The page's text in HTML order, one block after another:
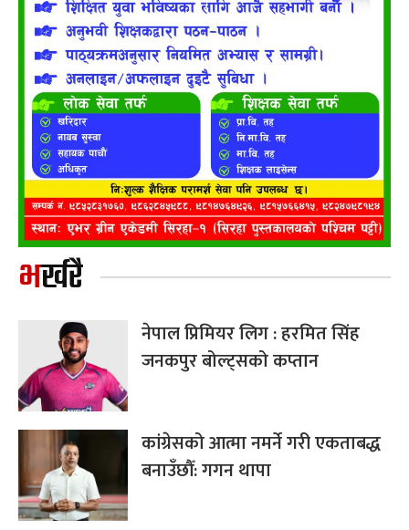
भर्खरै
नेपाल प्रिमियर लिग : हरमित सिंह
जनकपुर बोल्ट्सको कप्तान
कांग्रेसको आत्मा नमर्ने गरी एकताबद्ध
बनाउँछौँ: गगन थापा